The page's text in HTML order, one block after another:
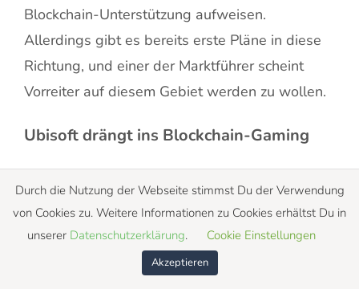
Blockchain-Unterstützung aufweisen.
Allerdings gibt es bereits erste Pläne in diese
Richtung, und einer der Marktführer scheint
Vorreiter auf diesem Gebiet werden zu wollen.
Ubisoft drängt ins Blockchain-Gaming
Das französische Unternehmen Ubisoft ist mit
einem Umsatz von knapp 1,9 Milliarden Euro
eines der umsatzstärksten Unternehmen aus
der Videospielindustrie.
Durch die Nutzung der Webseite stimmst Du der Verwendung
von Cookies zu. Weitere Informationen zu Cookies erhältst Du in
unserer Datenschutzerklärung. Cookie Einstellungen
Akzeptieren